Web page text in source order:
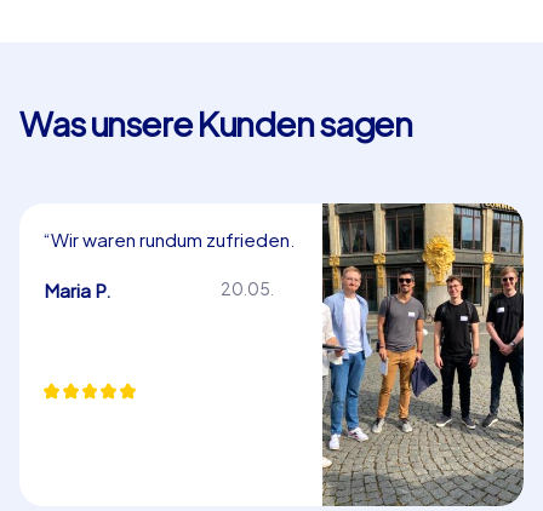
Was unsere Kunden sagen
“Wir waren rundum zufrieden.
Maria P.
20.05.